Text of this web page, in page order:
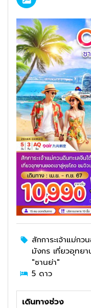
สักการะเจ้าแม่ก
มังกร เที่ยวอุทยา
"ซานย่า"
5 ดาว
เดินทางช่วง